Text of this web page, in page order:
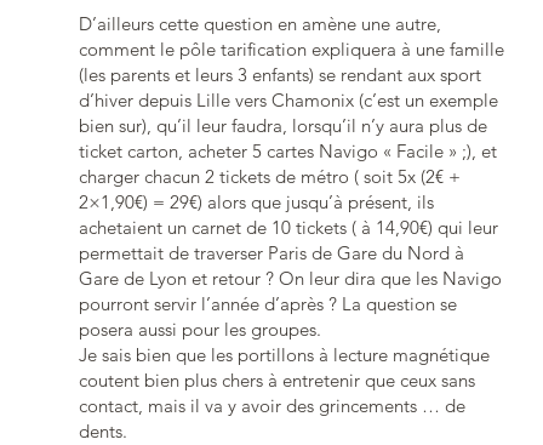
D’ailleurs cette question en amène une autre,
comment le pôle tarification expliquera à une famille
(les parents et leurs 3 enfants) se rendant aux sport
d’hiver depuis Lille vers Chamonix (c’est un exemple
bien sur), qu’il leur faudra, lorsqu’il n’y aura plus de
ticket carton, acheter 5 cartes Navigo « Facile » ;), et
charger chacun 2 tickets de métro ( soit 5x (2€ +
2×1,90€) = 29€) alors que jusqu’à présent, ils
achetaient un carnet de 10 tickets ( à 14,90€) qui leur
permettait de traverser Paris de Gare du Nord à
Gare de Lyon et retour ? On leur dira que les Navigo
pourront servir l’année d’après ? La question se
posera aussi pour les groupes.
Je sais bien que les portillons à lecture magnétique
coutent bien plus chers à entretenir que ceux sans
contact, mais il va y avoir des grincements … de
dents.